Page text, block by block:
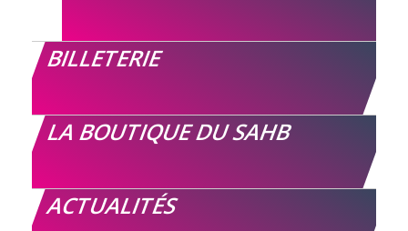
BILLETERIE
LA BOUTIQUE DU SAHB
ACTUALITÉS